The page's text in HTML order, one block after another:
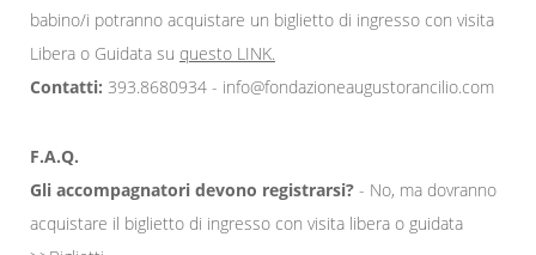
babino/i potranno acquistare un biglietto di ingresso con visita
Libera o Guidata su questo LINK.
Contatti: 393.8680934 - info@fondazioneaugustorancilio.com
F.A.Q.
Gli accompagnatori devono registrarsi? - No, ma dovranno
acquistare il biglietto di ingresso con visita libera o guidata